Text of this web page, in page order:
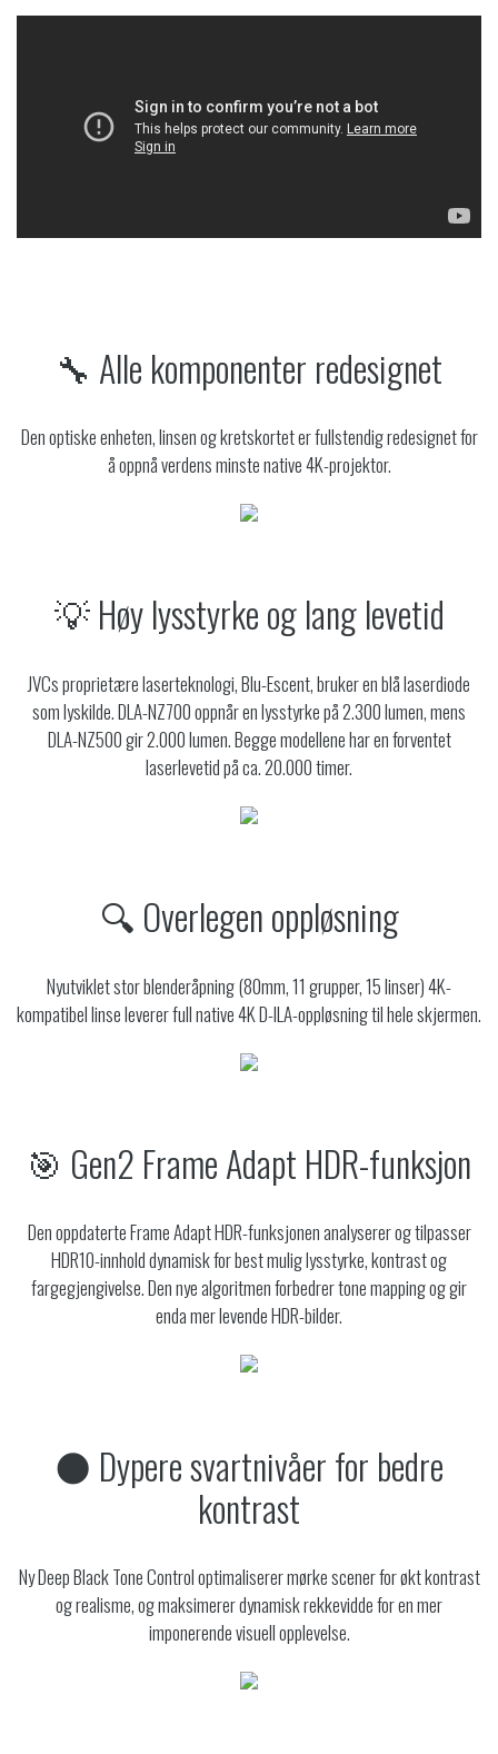
🔧 Alle komponenter redesignet
Den optiske enheten, linsen og kretskortet er fullstendig redesignet for
å oppnå verdens minste native 4K-projektor.
💡 Høy lysstyrke og lang levetid
JVCs proprietære laserteknologi, Blu-Escent, bruker en blå laserdiode
som lyskilde. DLA-NZ700 oppnår en lysstyrke på 2.300 lumen, mens
DLA-NZ500 gir 2.000 lumen. Begge modellene har en forventet
laserlevetid på ca. 20.000 timer.
🔍 Overlegen oppløsning
Nyutviklet stor blenderåpning (80mm, 11 grupper, 15 linser) 4K-
kompatibel linse leverer full native 4K D-ILA-oppløsning til hele skjermen.
🎯 Gen2 Frame Adapt HDR-funksjon
Den oppdaterte Frame Adapt HDR-funksjonen analyserer og tilpasser
HDR10-innhold dynamisk for best mulig lysstyrke, kontrast og
fargegjengivelse. Den nye algoritmen forbedrer tone mapping og gir
enda mer levende HDR-bilder.
🌑 Dypere svartnivåer for bedre
kontrast
Ny Deep Black Tone Control optimaliserer mørke scener for økt kontrast
og realisme, og maksimerer dynamisk rekkevidde for en mer
imponerende visuell opplevelse.